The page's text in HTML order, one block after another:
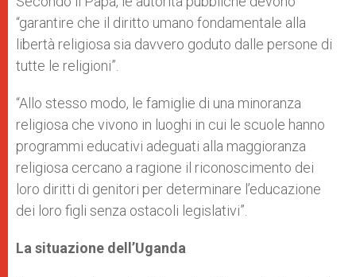
“garantire che il diritto umano fondamentale alla
libertà religiosa sia davvero goduto dalle persone di
tutte le religioni”.
“Allo stesso modo, le famiglie di una minoranza
religiosa che vivono in luoghi in cui le scuole hanno
programmi educativi adeguati alla maggioranza
religiosa cercano a ragione il riconoscimento dei
loro diritti di genitori per determinare l’educazione
dei loro figli senza ostacoli legislativi”.
La situazione dell’Uganda